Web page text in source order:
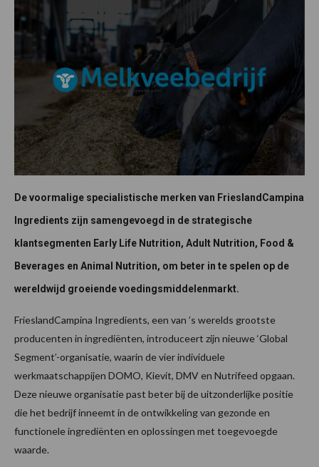
De voormalige specialistische merken van FrieslandCampina
Ingredients zijn samengevoegd in de strategische
klantsegmenten Early Life Nutrition, Adult Nutrition, Food &
Beverages en Animal Nutrition, om beter in te spelen op de
wereldwijd groeiende voedingsmiddelenmarkt.
FrieslandCampina Ingredients, een van ’s werelds grootste
producenten in ingrediënten, introduceert zijn nieuwe ‘Global
Segment’-organisatie, waarin de vier individuele
werkmaatschappijen DOMO, Kievit, DMV en Nutrifeed opgaan.
Deze nieuwe organisatie past beter bij de uitzonderlijke positie
die het bedrijf inneemt in de ontwikkeling van gezonde en
functionele ingrediënten en oplossingen met toegevoegde
waarde.